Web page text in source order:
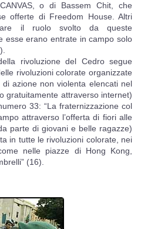
o di Bassem Chit, che
offerte di Freedom House. Altri
il ruolo svolto da queste
esse erano entrate in campo solo
rivoluzione del Cedro segue
rivoluzioni colorate organizzate
azione non violenta elencati nel
gratuitamente attraverso internet)
33: “La fraternizzazione col
attraverso l’offerta di fiori alle
parte di giovani e belle ragazze)
in tutte le rivoluzioni colorate, nei
nelle piazze di Hong Kong,
(16).